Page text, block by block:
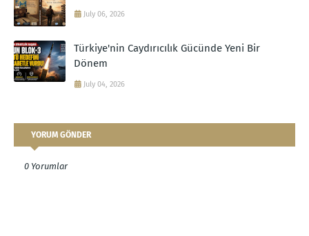
July 06, 2026
Türkiye'nin Caydırıcılık Gücünde Yeni Bir
Dönem
July 04, 2026
YORUM GÖNDER
0 Yorumlar